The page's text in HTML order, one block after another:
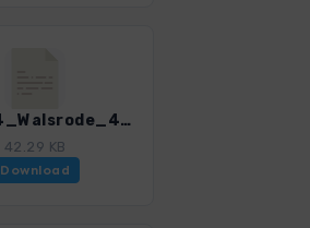
HAN_24_Walsrode_4595_1.gpx
42.29 KB
Download